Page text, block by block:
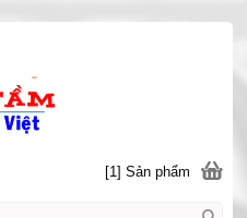
[1] Sản phẩm